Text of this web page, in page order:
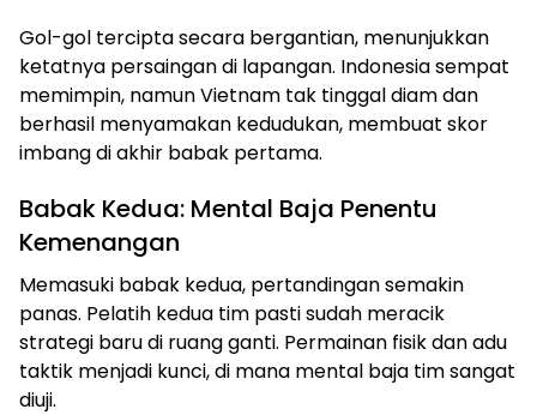
Gol-gol tercipta secara bergantian, menunjukkan
ketatnya persaingan di lapangan. Indonesia sempat
memimpin, namun Vietnam tak tinggal diam dan
berhasil menyamakan kedudukan, membuat skor
imbang di akhir babak pertama.
Babak Kedua: Mental Baja Penentu
Kemenangan
Memasuki babak kedua, pertandingan semakin
panas. Pelatih kedua tim pasti sudah meracik
strategi baru di ruang ganti. Permainan fisik dan adu
taktik menjadi kunci, di mana mental baja tim sangat
diuji.